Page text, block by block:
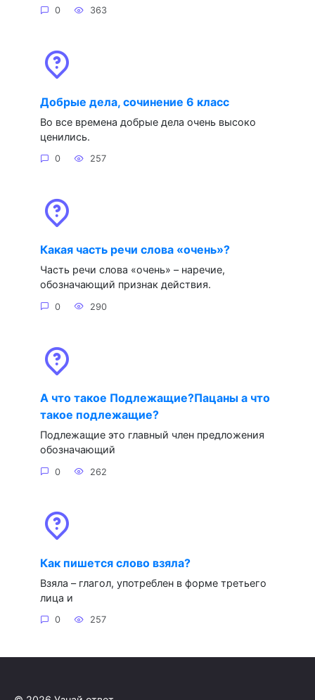
0 363
Добрые дела, сочинение 6 класс
Во все времена добрые дела очень высоко
ценились.
0 257
Какая часть речи слова «очень»?
Часть речи слова «очень» – наречие,
обозначающий признак действия.
0 290
А что такое Подлежащие?Пацаны а что
такое подлежащие?
Подлежащие это главный член предложения
обозначающий
0 262
Как пишется слово взяла?
Взяла – глагол, употреблен в форме третьего
лица и
0 257